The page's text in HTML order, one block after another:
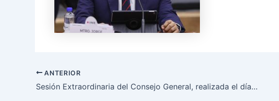
ANTERIOR
Sesión Extraordinaria del Consejo General, realizada el día 8 de febrero de 2024.